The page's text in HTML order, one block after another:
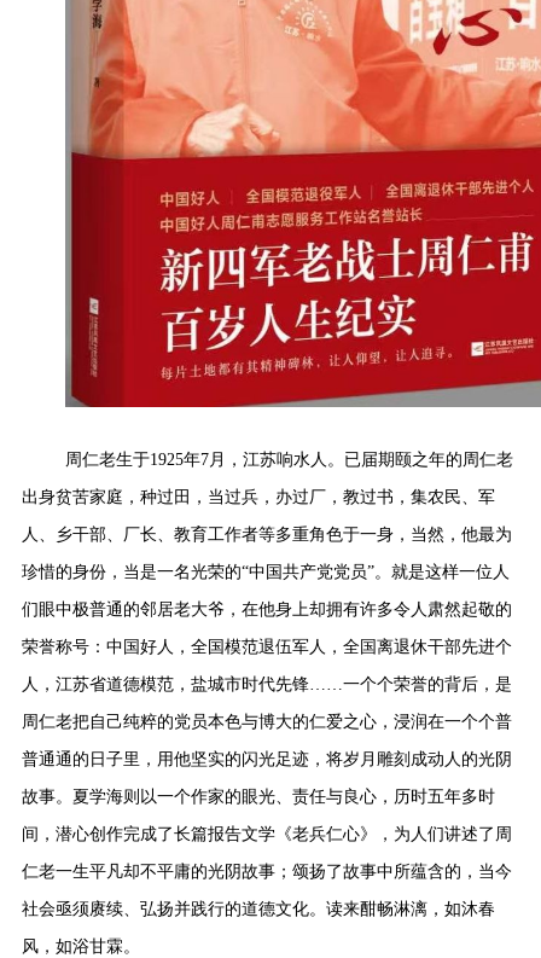
周仁老生于1925年7月，江苏响水人。已届期颐之年的周仁老
出身贫苦家庭，种过田，当过兵，办过厂，教过书，集农民、军
人、乡干部、厂长、教育工作者等多重角色于一身，当然，他最为
珍惜的身份，当是一名光荣的“中国共产党党员”。就是这样一位人
们眼中极普通的邻居老大爷，在他身上却拥有许多令人肃然起敬的
荣誉称号：中国好人，全国模范退伍军人，全国离退休干部先进个
人，江苏省道德模范，盐城市时代先锋……一个个荣誉的背后，是
周仁老把自己纯粹的党员本色与博大的仁爱之心，浸润在一个个普
普通通的日子里，用他坚实的闪光足迹，将岁月雕刻成动人的光阴
故事。夏学海则以一个作家的眼光、责任与良心，历时五年多时
间，潜心创作完成了长篇报告文学《老兵仁心》，为人们讲述了周
仁老一生平凡却不平庸的光阴故事；颂扬了故事中所蕴含的，当今
社会亟须赓续、弘扬并践行的道德文化。读来酣畅淋漓，如沐春
风，如浴甘霖。